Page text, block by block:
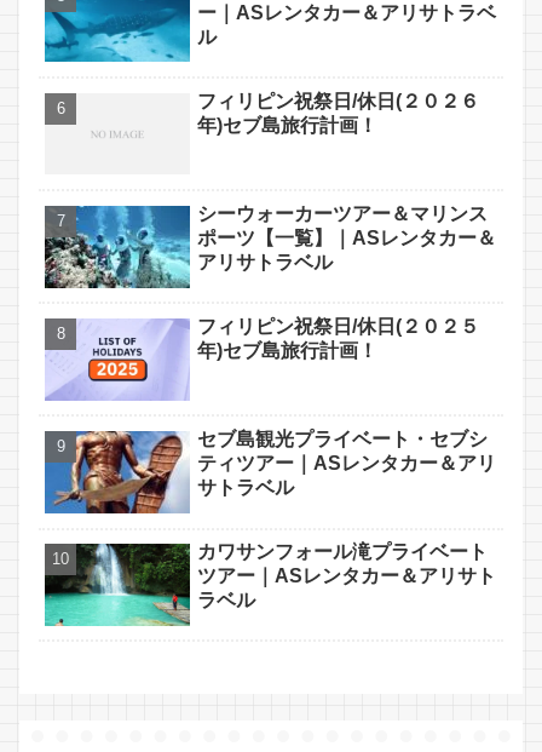
ー｜ASレンタカー＆アリサトラベ
ル
フィリピン祝祭日/休日(２０２６
年)セブ島旅行計画！
シーウォーカーツアー＆マリンス
ポーツ【一覧】｜ASレンタカー＆
アリサトラベル
フィリピン祝祭日/休日(２０２５
年)セブ島旅行計画！
セブ島観光プライベート・セブシ
ティツアー｜ASレンタカー＆アリ
サトラベル
カワサンフォール滝プライベート
ツアー｜ASレンタカー＆アリサト
ラベル